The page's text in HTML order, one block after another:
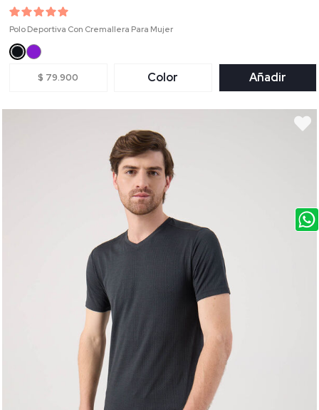
Polo Deportiva Con Cremallera Para Mujer
$ 79.900 Color Añadir